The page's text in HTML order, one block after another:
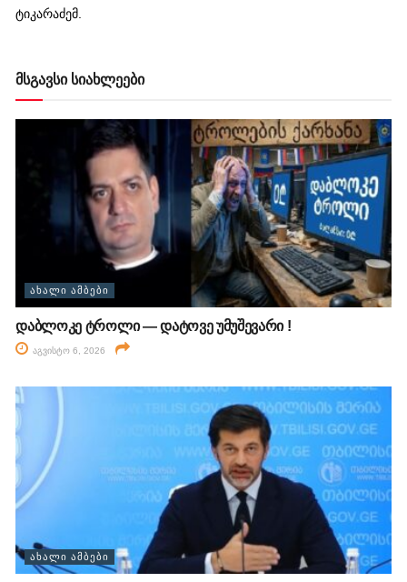
ტიკარაძემ.
მსგავსი სიახლეები
ᲐᲮᲐᲚᲘ ᲐᲛᲑᲔᲑᲘ
დაბლოკე ტროლი — დატოვე უმუშევარი !
აგვისტო 6, 2026
ᲐᲮᲐᲚᲘ ᲐᲛᲑᲔᲑᲘ